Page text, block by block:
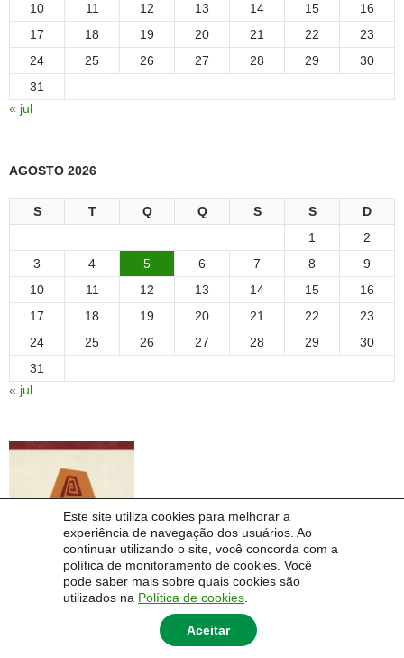
Este site utiliza cookies para melhorar a
experiência de navegação dos usuários. Ao
continuar utilizando o site, você concorda com a
política de monitoramento de cookies. Você
pode saber mais sobre quais cookies são
utilizados na Política de cookies
Aceitar
10
11 12 13 14 15
16
17
18 19 20 21 22
23
24
25 26 27 28 29
30
31
« jul
AGOSTO 2026
S T Q Q S S
D
1
2
3
4 5 6 7 8
9
10
11 12 13 14 15
16
17
18 19 20 21 22
23
24
25 26 27 28 29
30
31
« jul